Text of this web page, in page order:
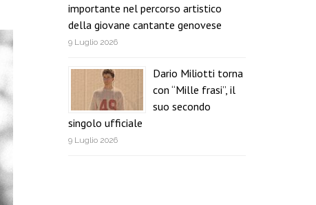
importante nel percorso artistico
della giovane cantante genovese
9 Luglio 2026
Dario Miliotti torna
con “Mille frasi”, il
suo secondo
singolo ufficiale
9 Luglio 2026